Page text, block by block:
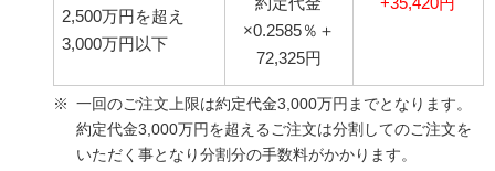
2,500万円を超え
3,000万円以下
×0.2585％＋
72,325円
一回のご注文上限は約定代金3,000万円までとなります。
約定代金3,000万円を超えるご注文は分割してのご注文を
いただく事となり分割分の手数料がかかります。